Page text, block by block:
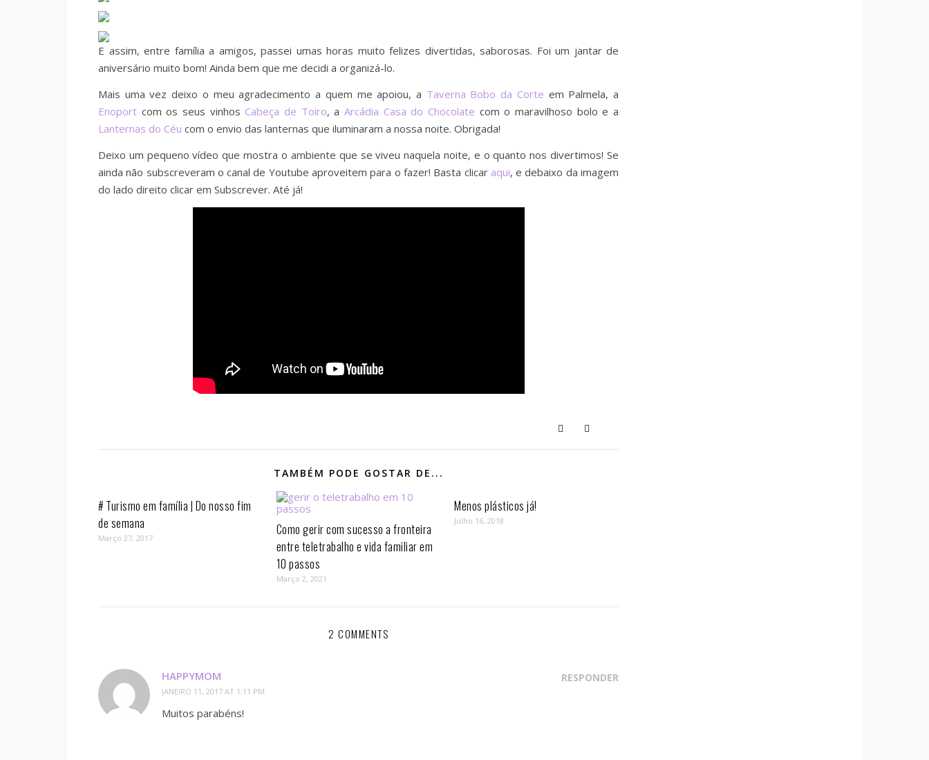
E assim, entre família a amigos, passei umas horas muito felizes divertidas, saborosas. Foi um jantar de
aniversário muito bom! Ainda bem que me decidi a organizá-lo.
Mais uma vez deixo o meu agradecimento a quem me apoiou, a Taverna Bobo da Corte em Palmela, a
Enoport com os seus vinhos Cabeça de Toiro, aArcádia Casa do Chocolate com o maravilhoso bolo e a
Lanternas do Céu com o envio das lanternas que iluminaram a nossa noite. Obrigada!
Deixo um pequeno vídeo que mostra o ambiente que se viveu naquela noite, e o quanto nos divertimos! Se
ainda não subscreveram o canal de Youtube aproveitem para o fazer! Basta clicar aqui, e debaixo da imagem
do lado direito clicar em Subscrever. Até já!
TAMBÉM PODE GOSTAR DE...
# Turismo em família | Do nosso fim
de semana
Março 27, 2017
Como gerir com sucesso a fronteira
entre teletrabalho e vida familiar em
10 passos⁣
Março 2, 2021
Menos plásticos já!
Julho 16, 2018
2 COMMENTS
HAPPYMOM
JANEIRO 11, 2017 AT 1:11 PM
RESPONDER
Muitos parabéns!